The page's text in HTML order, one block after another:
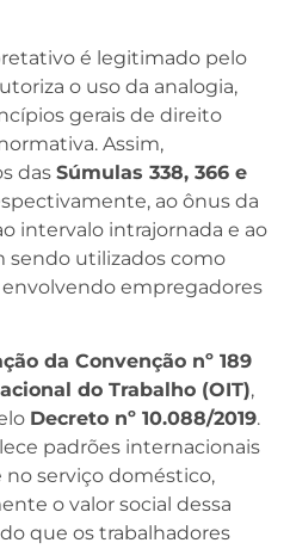
é legitimado pelo
o uso da analogia,
gerais de direito
Assim,
das Súmulas 338, 366 e
ao ônus da
intervalo intrajornada e ao
sendo utilizados como
empregadores
da Convenção nº 189
do Trabalho (OIT),
Decreto nº 10.088/2019.
padrões internacionais
serviço doméstico,
o valor social dessa
que os trabalhadores